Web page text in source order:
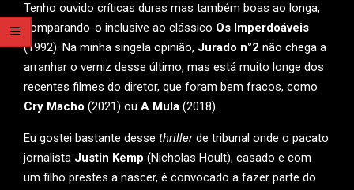
Tenho ouvido críticas duras mas também boas ao longa,
comparando-o inclusive ao clássico Os Imperdoáveis
(1992). Na minha singela opinião, Jurado n°2 não chega a
arranhar o verniz desse último, mas está muito longe dos
recentes filmes do diretor, que foram bem fracos, como
Cry Macho (2021) ou A Mula (2018).
Eu gostei bastante desse thrillerde tribunal onde o pacato
jornalista Justin Kemp (Nicholas Hoult), casado e com
um filho prestes a nascer, é convocado a fazer parte do